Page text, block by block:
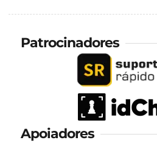
Patrocinadores
Apoiadores